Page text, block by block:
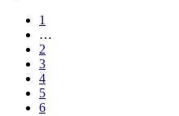
1
…
2
3
4
5
6